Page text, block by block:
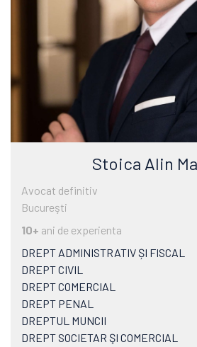
Stoica Alin
Avocat definitiv
Bucureşti
10+ ani de experienta
DREPT ADMINISTRATIV ȘI FISCAL
DREPT CIVIL
DREPT COMERCIAL
DREPT PENAL
DREPTUL MUNCII
DREPT SOCIETAR ŞI COMERCIAL